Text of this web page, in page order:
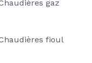
Chaudières gaz
Chaudières fioul